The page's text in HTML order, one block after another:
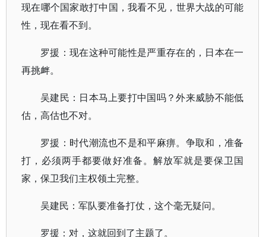
现在哪个国家敢打中国，我看不见，世界大战的可能
性，现在看不到。
罗援：现在这种可能性是严重存在的，日本在一
再挑衅。
吴建民：日本马上要打中国吗？外来威胁不能低
估，高估也不对。
罗援：时代潮流也不是和平麻痹。争取和，准备
打，必须两手都要做好准备。解放军就是要保卫国
家，保卫我们主权领土完整。
吴建民：军队要准备打仗，这个毫无疑问。
罗援：对，这就回到了主题了。